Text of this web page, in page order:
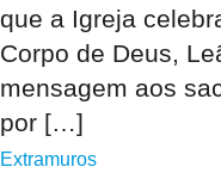
que a Igreja
Corpo de Deus,
mensagem aos
por […]
Extramuros